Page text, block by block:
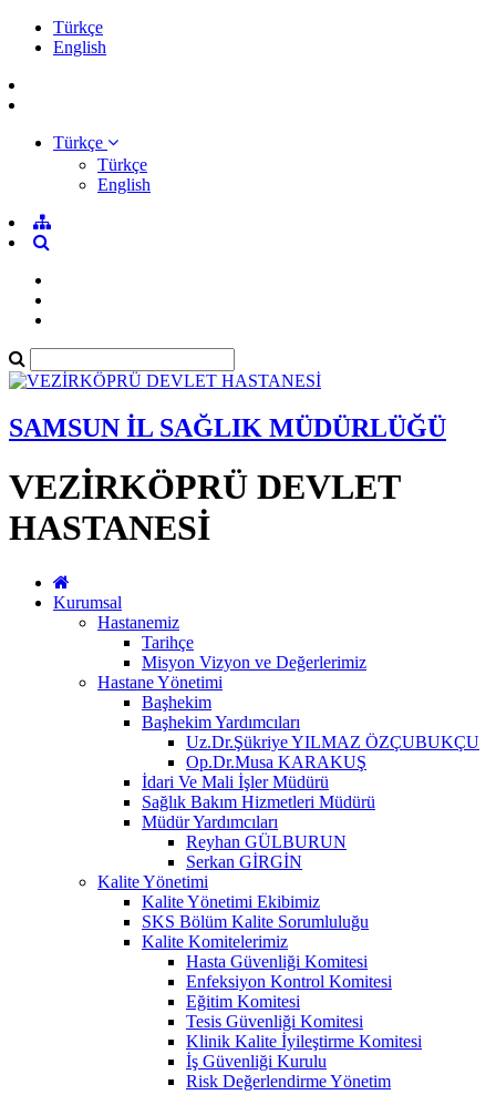
Türkçe
English
Türkçe
Türkçe
English
SAMSUN İL SAĞLIK MÜDÜRLÜĞÜ
VEZİRKÖPRÜ DEVLET
HASTANESİ
Kurumsal
Hastanemiz
Tarihçe
Misyon Vizyon ve Değerlerimiz
Hastane Yönetimi
Başhekim
Başhekim Yardımcıları
Uz.Dr.Şükriye YILMAZ ÖZÇUBUKÇU
Op.Dr.Musa KARAKUŞ
İdari Ve Mali İşler Müdürü
Sağlık Bakım Hizmetleri Müdürü
Müdür Yardımcıları
Reyhan GÜLBURUN
Serkan GİRGİN
Kalite Yönetimi
Kalite Yönetimi Ekibimiz
SKS Bölüm Kalite Sorumluluğu
Kalite Komitelerimiz
Hasta Güvenliği Komitesi
Enfeksiyon Kontrol Komitesi
Eğitim Komitesi
Tesis Güvenliği Komitesi
Klinik Kalite İyileştirme Komitesi
İş Güvenliği Kurulu
Risk Değerlendirme Yönetim